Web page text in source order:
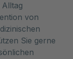
von
Sie gerne